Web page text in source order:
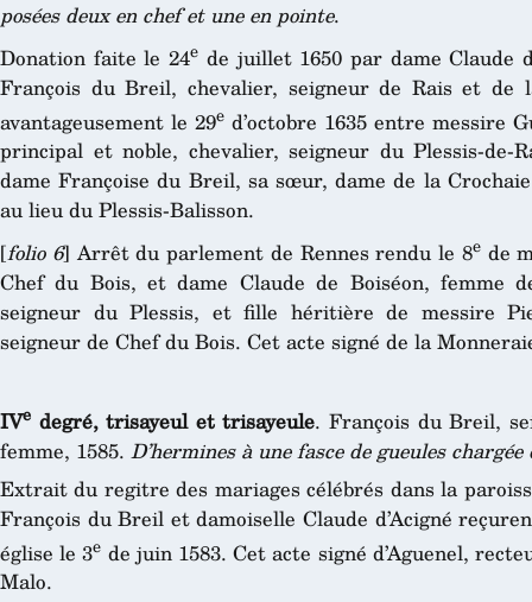
posées deux en chef et une en pointe.
Donation faite le 24e de juillet 1650 par dame Claude
François du Breil, chevalier, seigneur de Rais et
avantageusement le 29ed’octobre 1635 entre messire
principal et noble, chevalier, seigneur du Plessis-de-
dame Françoise du Breil, sa sœur, dame de la
au lieu du Plessis-Balisson.
[folio 6] Arrêt du parlement de Rennes rendu le 8ede
Chef du Bois, et dame Claude de Boiséon, femme
seigneur du Plessis, et fille héritière de messire
seigneur de Chef du Bois. Cet acte signé de la
IVe degré, trisayeul et trisayeule. François du Breil,
femme, 1585. D’hermines à une fasce de gueules
Extrait du regitre des mariages célébrés dans la
François du Breil et damoiselle Claude d’Acigné
église le 3e de juin 1583. Cet acte signé d’Aguenel,
Malo.